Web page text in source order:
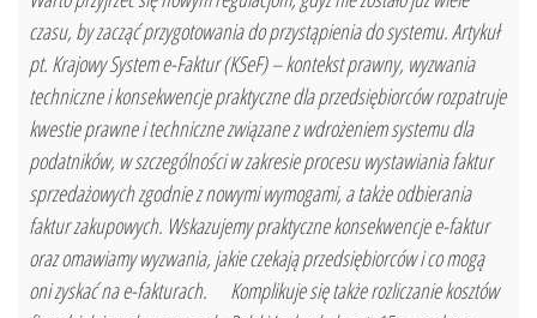
czasu, by zacząć przygotowania do przystąpienia do systemu. Artykuł
pt. Krajowy System e-Faktur (KSeF) – kontekst prawny, wyzwania
techniczne i konsekwencje praktyczne dla przedsiębiorców rozpatruje
kwestie prawne i techniczne związane z wdrożeniem systemu dla
podatników, w szczególności w zakresie procesu wystawiania faktur
sprzedażowych zgodnie z nowymi wymogami, a także odbierania
faktur zakupowych. Wskazujemy praktyczne konsekwencje e-faktur
oraz omawiamy wyzwania, jakie czekają przedsiębiorców i co mogą
oni zyskać na e-fakturach. Komplikuje się także rozliczanie kosztów